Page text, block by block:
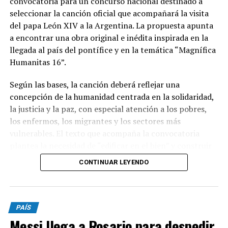
seleccionar la canción oficial que acompañará la visita
del papa León XIV a la Argentina. La propuesta apunta
a encontrar una obra original e inédita inspirada en la
llegada al país del pontífice y en la temática “Magnífica
Humanitas 16”.
Según las bases, la canción deberá reflejar una
concepción de la humanidad centrada en la solidaridad,
la justicia y la paz, con especial atención a los pobres,
los enfermos, los migrantes y los sectores más
una sociedad donde el ser humano ocupe un lugar
de manera individual como grupal. Las canciones
deberán ser inéditas, haber sido compuestas
CONTINUAR LEYENDO
PAÍS